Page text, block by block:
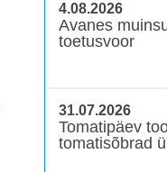
4.08.2026
Avanes
toetusvoor
31.07.2026
Tomatipäev
tomatisõbrad